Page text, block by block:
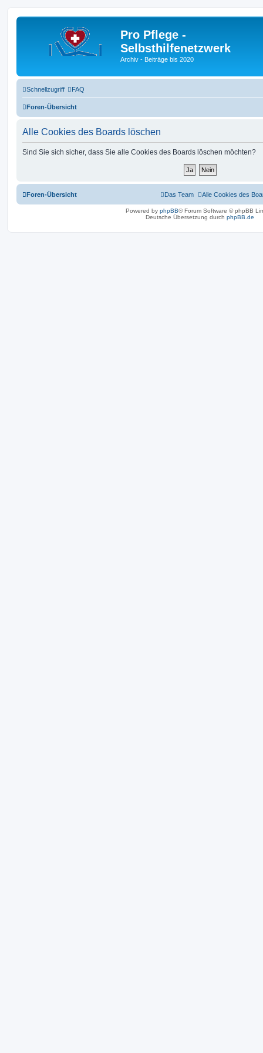
Pro Pflege -
Selbsthilfenetzwerk
Archiv - Beiträge bis 2020
Schnellzugriff FAQ
Foren-Übersicht
Alle Cookies des Boards löschen
Sind Sie sich sicher, dass Sie alle Cookies des Boards löschen möchten?
Foren-Übersicht Alle Cookies des
Das Team
Powered by phpBB® Forum Software © phpBB
Deutsche Übersetzung durch phpBB.de